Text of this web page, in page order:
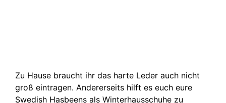
Zu Hause braucht ihr das harte Leder auch nicht
groß eintragen. Andererseits hilft es euch eure
Swedish Hasbeens als Winterhausschuhe zu